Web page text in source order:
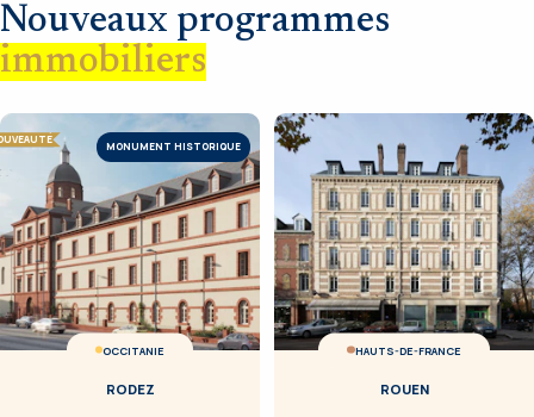
Nouveaux programmes
immobiliers
MONUMENT HISTORIQUE
OCCITANIE
RODEZ
HAUTS-DE-FRANCE
ROUEN